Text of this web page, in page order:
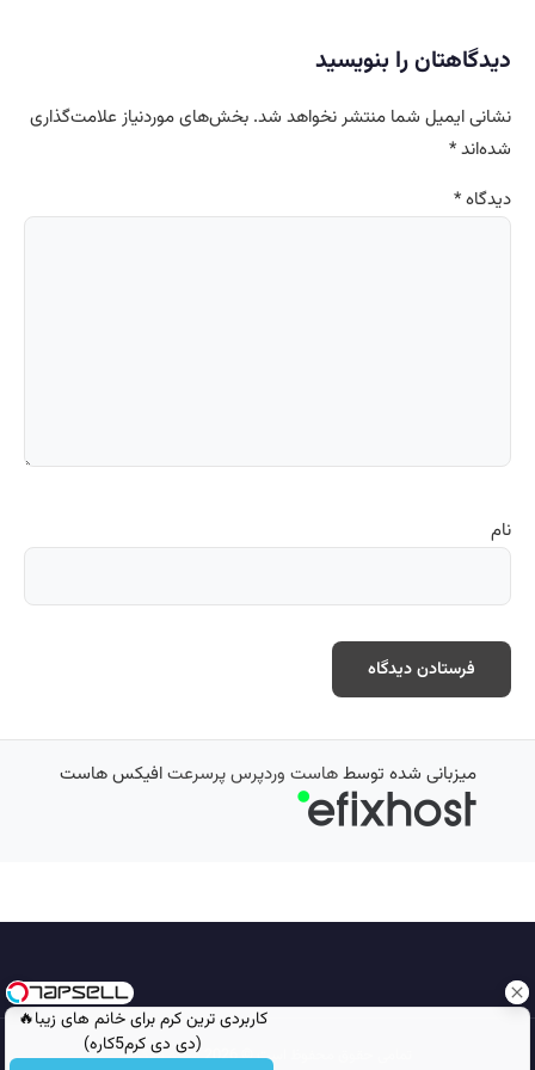
کاربردی ترین کرم برای خانم های زیبا🔥
(دی دی کرم5کاره)
دیدگاهتان را بنویسید
نشانی ایمیل شما منتشر نخواهد شد. بخش‌های موردنیاز علامت‌گذاری
شده‌اند*
دیدگاه*
نام
میزبانی شده توسطهاست وردپرس پرسرعتافیکس هاست
تمامی حقوق محفوظ است © 2026 مجله نورگرام